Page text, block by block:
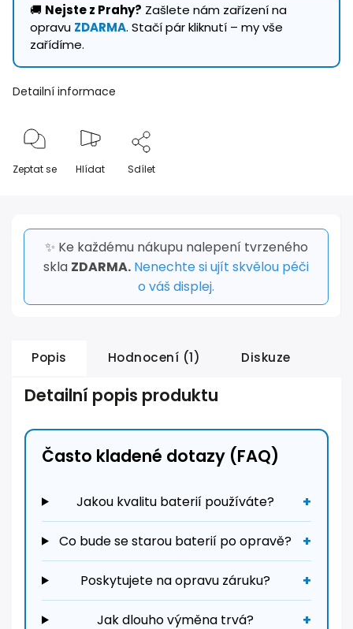
🚚 Nejste z Prahy? Zašlete nám zařízení na
opravu ZDARMA. Stačí pár kliknutí – my vše
zařídíme.
Detailní informace
Zeptat se Hlídat Sdílet
✨ Ke každému nákupu nalepení tvrzeného
skla ZDARMA. Nenechte si ujít skvělou péči
o váš displej.
Popis Hodnocení (1) Diskuze
Detailní popis produktu
Často kladené dotazy (FAQ)
Jakou kvalitu baterií používáte?
Co bude se starou baterií po opravě?
Poskytujete na opravu záruku?
Jak dlouho výměna trvá?